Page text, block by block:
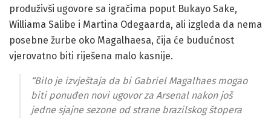
produživši ugovore sa igračima poput Bukayo Sake,
Williama Salibe i Martina Odegaarda, ali izgleda da nema
posebne žurbe oko Magalhaesa, čija će budućnost
vjerovatno biti riješena malo kasnije.
“Bilo je izvještaja da bi Gabriel Magalhaes mogao
biti ponuđen novi ugovor za Arsenal nakon još
jedne sjajne sezone od strane brazilskog štopera